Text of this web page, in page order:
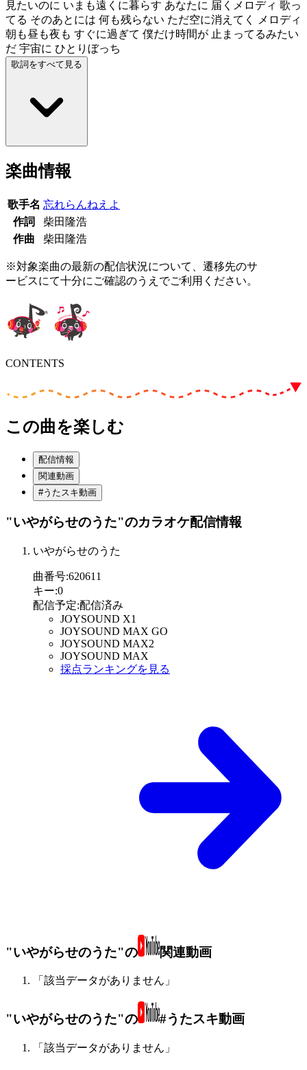
見たいのに いまも遠くに暮らす あなたに 届くメロディ 歌っ
てる そのあとには 何も残らない ただ空に消えてく メロディ
朝も昼も夜も すぐに過ぎて 僕だけ時間が 止まってるみたい
だ 宇宙に ひとりぼっち
歌詞をすべて見る
楽曲情報
歌手名 忘れらんねえよ
作詞
柴田隆浩
作曲
柴田隆浩
※対象楽曲の最新の配信状況について、遷移先のサ
ービスにて十分にご確認のうえでご利用ください。
CONTENTS
この曲を楽しむ
配信情報
関連動画
#うたスキ動画
"いやがらせのうた"のカラオケ配信情報
いやがらせのうた
曲番号:620611
キー:0
配信予定:配信済み
JOYSOUND X1
JOYSOUND MAX GO
JOYSOUND MAX2
JOYSOUND MAX
採点ランキングを見る
"いやがらせのうた"の 関連動画
「該当データがありません」
"いやがらせのうた"の #うたスキ動画
「該当データがありません」